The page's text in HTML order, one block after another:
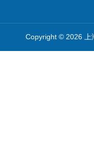
Copyright © 2026 上